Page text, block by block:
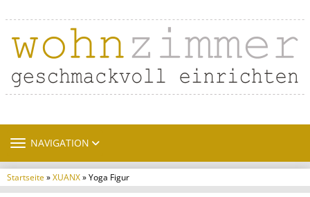
TOGGLE NAVIGATION
NAVIGATION
Startseite»XUANX» Yoga Figur